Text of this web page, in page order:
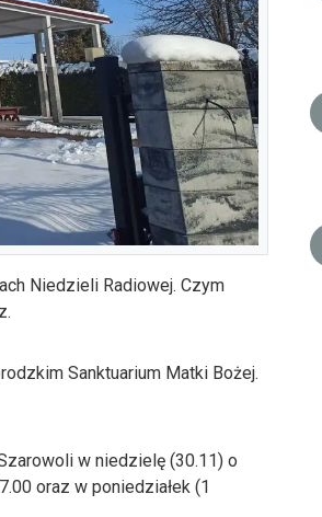
Niedzieli Radiowej. Czym
Sanktuarium Matki Bożej.
w niedzielę (30.11) o
oraz w poniedziałek (1